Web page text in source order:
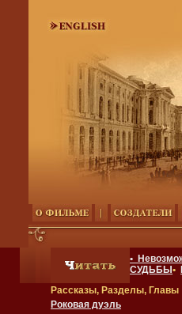
•
СУДЬБЫ •
Рассказы, Разделы, Главы
Роковая дуэль